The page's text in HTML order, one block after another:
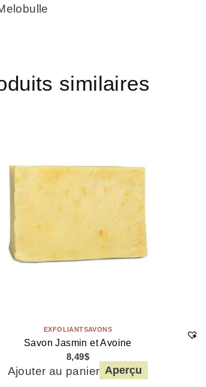
similaires
EXFOLIANTSAVONS
Savon Jasmin et Avoine
8,49$
Ajouter au panier Aperçu